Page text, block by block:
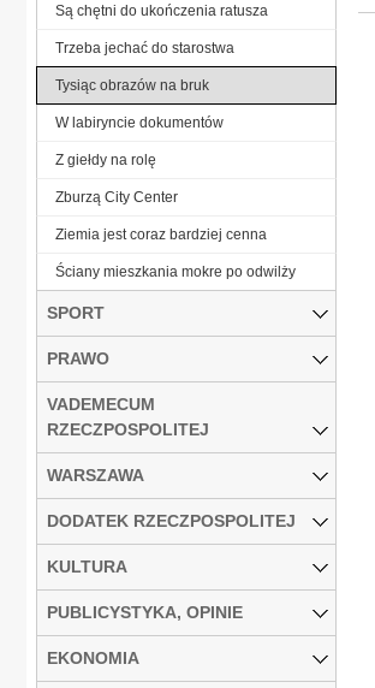
Są chętni do ukończenia ratusza
Trzeba jechać do starostwa
Tysiąc obrazów na bruk
W labiryncie dokumentów
Z giełdy na rolę
Zburzą City Center
Ziemia jest coraz bardziej cenna
Ściany mieszkania mokre po odwilży
SPORT
PRAWO
VADEMECUM
RZECZPOSPOLITEJ
WARSZAWA
DODATEK RZECZPOSPOLITEJ
KULTURA
PUBLICYSTYKA, OPINIE
EKONOMIA